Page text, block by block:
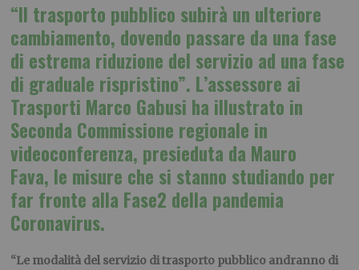
“Il trasporto pubblico subirà un ulteriore
cambiamento, dovendo passare da una fase
di estrema riduzione del servizio ad una fase
di graduale rispristino”. L’assessore ai
Trasporti Marco Gabusi ha illustrato in
Seconda Commissione regionale in
videoconferenza, presieduta da Mauro
Fava, le misure che si stanno studiando per
far fronte alla Fase2 della pandemia
Coronavirus.
“Le modalità del servizio di trasporto pubblico andranno di